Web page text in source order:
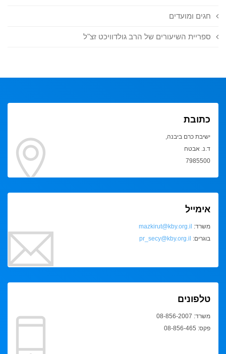
חגים ומועדים
ספריית השיעורים של הרב גולדוויכט זצ"ל
כתובת
ישיבת כרם ביבנה,
ד.נ. אבטח
7985500
אימייל
משרד: mazkirut@kby.org.il
בוגרים: pr_secy@kby.org.il
טלפונים
משרד: 08-856-2007
פקס: 08-856-465